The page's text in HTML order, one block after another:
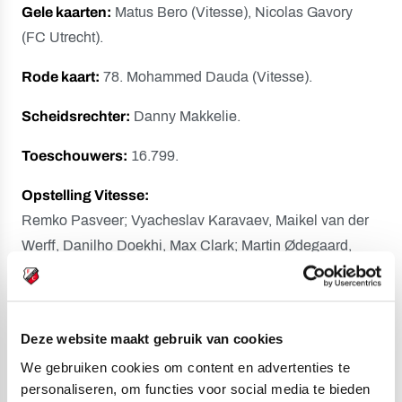
Deze website maakt gebruik van cookies
We gebruiken cookies om content en advertenties te
personaliseren, om functies voor social media te bieden
Gele kaarten: Matus Bero (Vitesse), Nicolas Gavory
(FC Utrecht).
Rode kaart: 78. Mohammed Dauda (Vitesse).
Scheidsrechter: Danny Makkelie.
Toeschouwers: 16.799.
Opstelling Vitesse:
Remko Pasveer; Vyacheslav Karavaev, Maikel van der
Werff, Danilho Doekhi, Max Clark; Martin Ødegaard,
Thulani Serero, Navarone Foor (64. Thomas Buitink);
Opstelling FC Utrecht:
Nick Marsman; Sean Klaiber, Emil Bergström, Willem